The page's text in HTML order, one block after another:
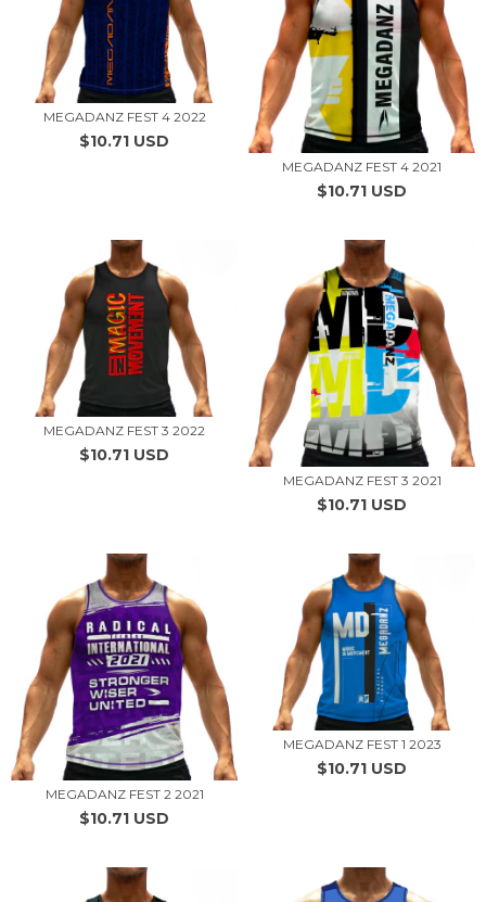
MEGADANZ FEST 4 2022
$10.71 USD
MEGADANZ FEST 4 2021
$10.71 USD
MEGADANZ FEST 3 2022
$10.71 USD
MEGADANZ FEST 3 2021
$10.71 USD
MEGADANZ FEST 2 2021
$10.71 USD
MEGADANZ FEST 1 2023
$10.71 USD